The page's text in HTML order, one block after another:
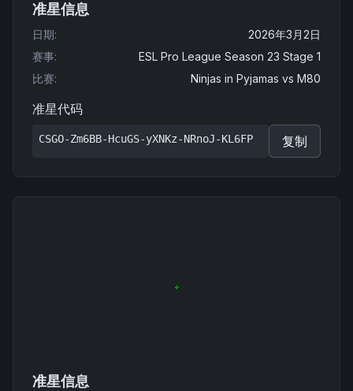
准星信息
日期:
2026年3月2日
赛事:
ESL Pro League Season 23 Stage 1
比赛: Ninjas in Pyjamas vs M80
准星代码
CSGO-Zm6BB-HcuGS-yXNKz-NRnoJ-KL6FP 复制
准星信息